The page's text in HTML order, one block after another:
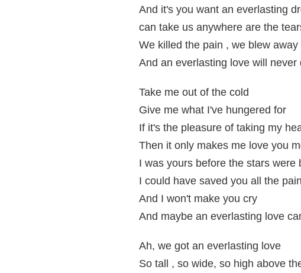
And it's you want an everlasting
can take us anywhere are the
We killed the pain , we blew
And an everlasting love will never
Take me out of the cold
Give me what I've hungered for
If it's the pleasure of taking my
Then it only makes me love you
I was yours before the stars were
I could have saved you all the
And I won't make you cry
And maybe an everlasting love
Ah, we got an everlasting love
So tall , so wide, so high above